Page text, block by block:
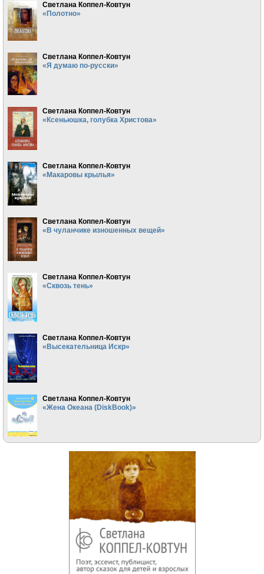
Светлана Коппел-Ковтун
«Полотно»
Светлана Коппел-Ковтун
«Я думаю по-русски»
Светлана Коппел-Ковтун
«Ксеньюшка, голубка Христова»
Светлана Коппел-Ковтун
«Макаровы крылья»
Светлана Коппел-Ковтун
«В чуланчике изношенных вещей»
Светлана Коппел-Ковтун
«Сквозь тень»
Светлана Коппел-Ковтун
«Высекательница Искр»
Светлана Коппел-Ковтун
«Жена Океана (DiskBook)»